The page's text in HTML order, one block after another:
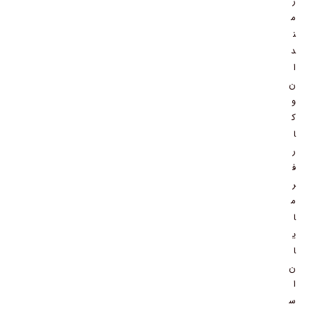
م
ن
د
ا
ن
و
ک
ا
ر
ف
ر
م
ا
ی
ا
ن
ا
س